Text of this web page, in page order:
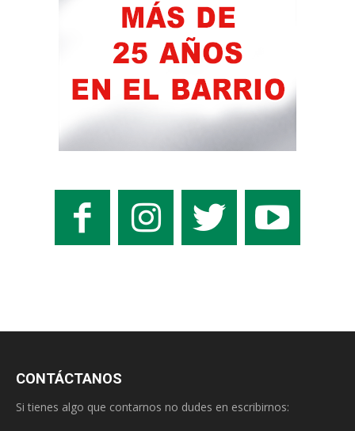
CONTÁCTANOS
Si tienes algo que contarnos no dudes en escribirnos: